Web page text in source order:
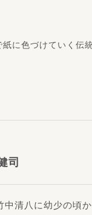
に色づけていく伝
司
中清八に幼少の頃